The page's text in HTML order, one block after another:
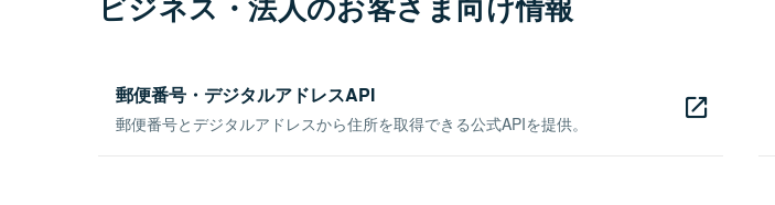
郵便番号・デジタルアドレスAPI
郵便番号とデジタルアドレスから住所を取得できる公式APIを提供。